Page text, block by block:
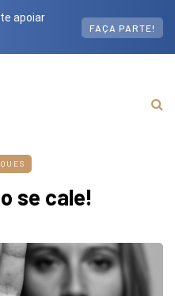
apoiar
FAÇA PARTE!
se cale!